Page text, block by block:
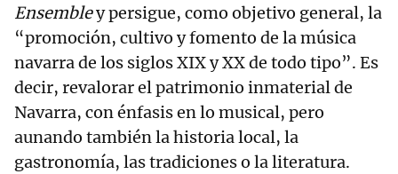
Ensembley persigue, como objetivo general, la
“promoción, cultivo y fomento de la música
navarra de los siglos XIX y XX de todo tipo”. Es
decir, revalorar el patrimonio inmaterial de
Navarra, con énfasis en lo musical, pero
aunando también la historia local, la
gastronomía, las tradiciones o la literatura.